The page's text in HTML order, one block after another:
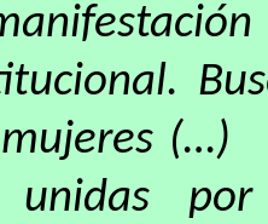
(…)
unidas